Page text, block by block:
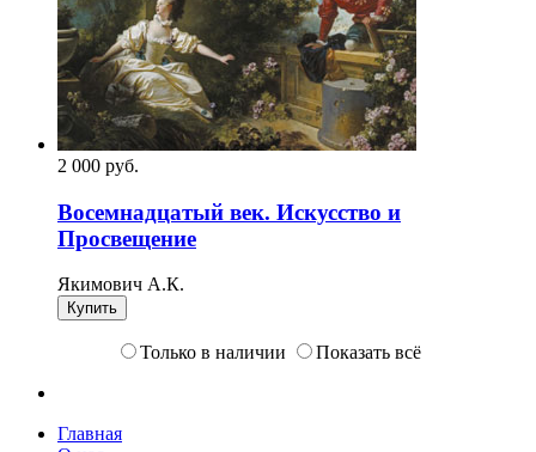
2 000 pуб.
Восемнадцатый век. Искусство и
Просвещение
Якимович А.К.
Купить
Только в наличии Показать всё
Главная